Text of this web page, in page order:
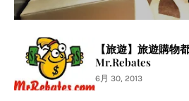
【旅遊】旅遊購物
Mr.Rebates
6月 30, 2013